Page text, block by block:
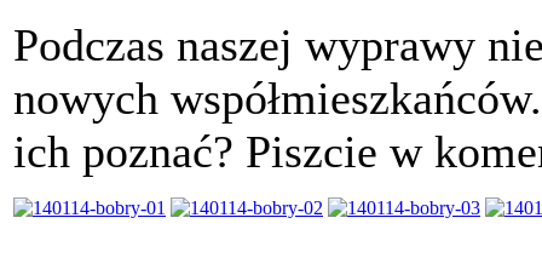
Podczas naszej wyprawy
nowych
ich poznać? Piszcie w